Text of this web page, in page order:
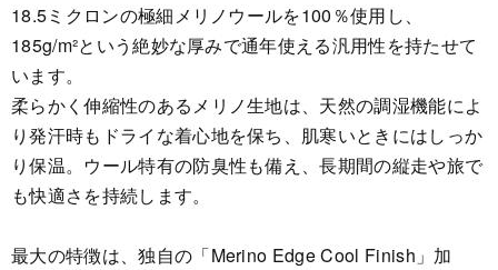
18.5ミクロンの極細メリノウールを100％使用し、
185g/m²という絶妙な厚みで通年使える汎用性を持たせて
います。
柔らかく伸縮性のあるメリノ生地は、天然の調湿機能によ
り発汗時もドライな着心地を保ち、肌寒いときにはしっか
り保温。ウール特有の防臭性も備え、長期間の縦走や旅で
も快適さを持続します。
最大の特徴は、独自の「Merino Edge Cool Finish」加